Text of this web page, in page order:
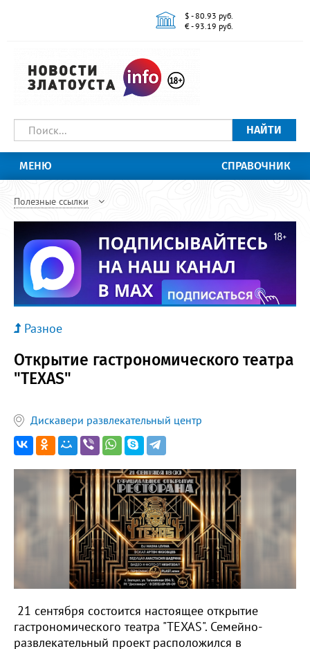
$ - 80.93 руб.
€ - 93.19 руб.
НАЙТИ
МЕНЮ СПРАВОЧНИК
Полезные ссылки
Разное
Открытие гастрономического театра
"TEXAS"
Дискавери развлекательный центр
21 сентября состоится настоящее открытие
гастрономического театра "TEXAS". Семейно-
развлекательный проект расположился в